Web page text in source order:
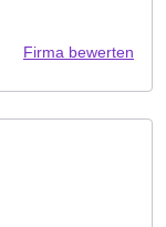
Firma bewerten